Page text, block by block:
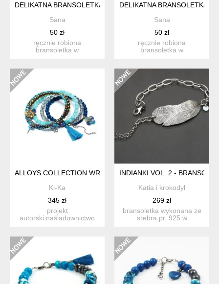
DELIKATNA BRANSOLETKA Z DROBNYCH KORALIKÓW
Sana
50 zł
ręcznie robiona
bransoletka w
DELIKATNA BRANSOLETKA Z
Sana
50 zł
ręcznie robiona
bransoletka w
ALLOYS COLLECTION WRAPPED /SEA VOL. 5/
Ki-Ka
345 zł
projekt
autorski.naśladownictwo
INDIANKI VOL. 2 -
Katia i krokodyl
269 zł
bransoletka wykonana ze
srebra pr. 925 w